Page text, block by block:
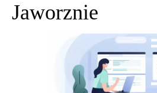
Jaworznie